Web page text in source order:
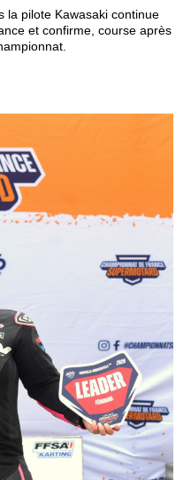
la pilote Kawasaki continue
et confirme, course après